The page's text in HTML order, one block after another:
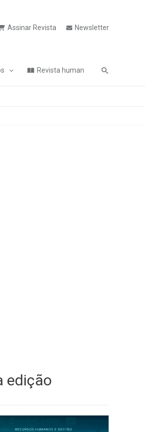
Assinar Revista Newsletter
Revista human Pesquisa
edição